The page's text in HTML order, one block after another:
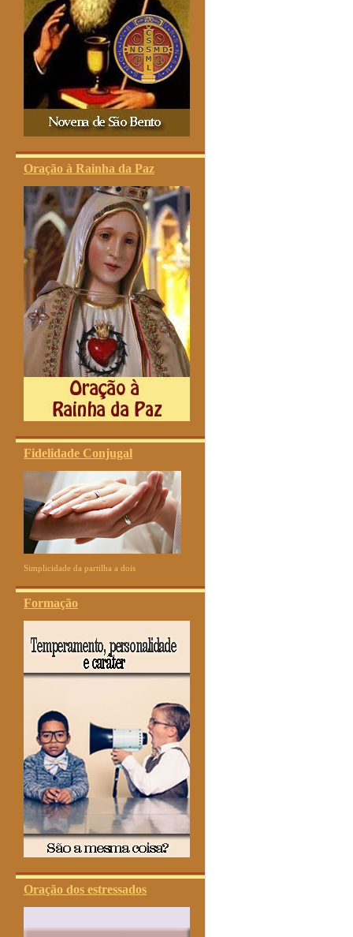
Oração à Rainha da Paz
Fidelidade Conjugal
Simplicidade da partilha a dois
Formação
Oração dos estressados